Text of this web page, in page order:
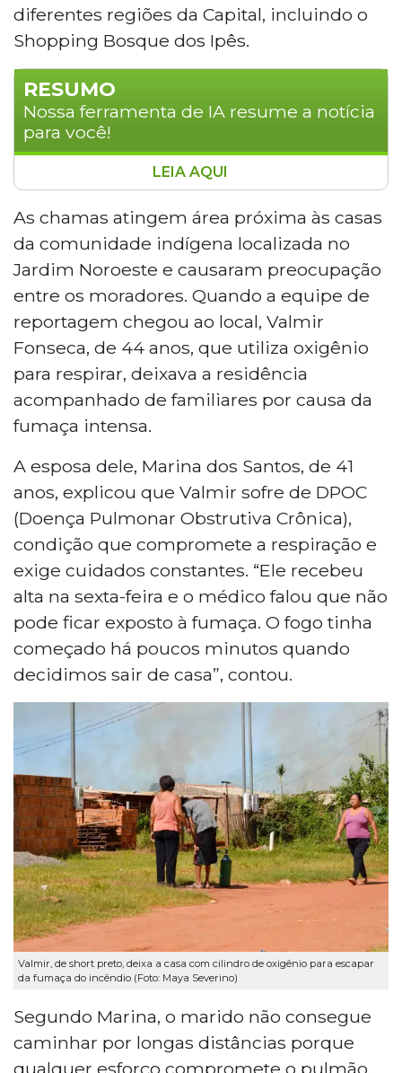
diferentes regiões da Capital, incluindo o
Shopping Bosque dos Ipês.
RESUMO
Nossa ferramenta de IA resume a notícia
para você!
Um incêndio em área de mata às
margens da BR-262, em Campo Grande,
gerou uma grande cortina de fumaça na
manhã desta quarta-feira (13), afetando
moradores da comunidade indígena do
Jardim Noroeste. Valmir Fonseca, 44
anos, portador de DPOC, precisou deixar
sua casa com cilindro de oxigênio.
Moradores relatam que incêndios são
frequentes no local e atribuem o fogo a
pessoas que passam pela rodovia.
LEIA AQUI
As chamas atingem área próxima às casas
da comunidade indígena localizada no
Jardim Noroeste e causaram preocupação
entre os moradores. Quando a equipe de
reportagem chegou ao local, Valmir
Fonseca, de 44 anos, que utiliza oxigênio
para respirar, deixava a residência
acompanhado de familiares por causa da
fumaça intensa.
A esposa dele, Marina dos Santos, de 41
anos, explicou que Valmir sofre de DPOC
(Doença Pulmonar Obstrutiva Crônica),
condição que compromete a respiração e
exige cuidados constantes. “Ele recebeu
alta na sexta-feira e o médico falou que não
pode ficar exposto à fumaça. O fogo tinha
começado há poucos minutos quando
decidimos sair de casa”, contou.
Valmir, de short preto, deixa a casa com cilindro de oxigênio para escapar
da fumaça do incêndio (Foto: Maya Severino)
Segundo Marina, o marido não consegue
caminhar por longas distâncias porque
qualquer esforço compromete o pulmão.